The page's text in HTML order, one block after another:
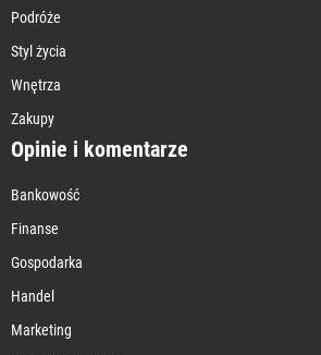
Podróże
Styl życia
Wnętrza
Zakupy
Opinie i komentarze
Bankowość
Finanse
Gospodarka
Handel
Marketing